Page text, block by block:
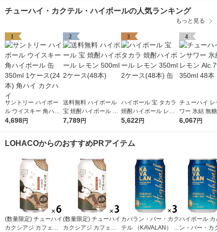
チューハイ・カクテル・ハイボールの人気ランキング
もっと見る
1
サントリー ハイボー
ル ウイスキー 角ハイ
ボール 缶 350ml 1ケ
4,698円
2
送料無料 ハイボール
宝 焼酎ハイボール レ
モン 500ml 2ケース(4
7,789円
3
ハイボール 宝 タカラ
焼酎ハイボール レモ
ン 350ml 2ケース(48
5,622円
4
チューハイ レ
ワー 氷結 無
Alc.7% 350ml
6,067円
LOHACOからのおすすめPRアイテム
(数量限定) チューハイ
カクシアジ カフェオ
(数量限定) チューハイ
カクシアジ カフェオ
カバラン・バー・カク
テル （KAVALAN） ハ
ハイボール カ
ン・バー・カ